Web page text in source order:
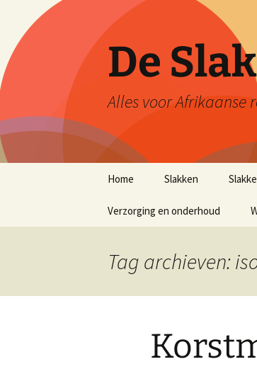
De
Alles voor Afrikaanse
Home Slakken
Verzorging en onderhoud
Tag archieven: